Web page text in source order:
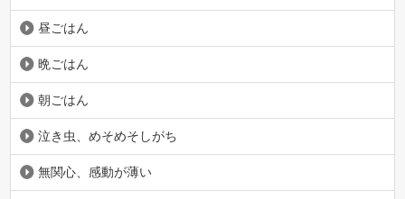
昼ごはん
晩ごはん
朝ごはん
泣き虫、めそめそしがち
無関心、感動が薄い